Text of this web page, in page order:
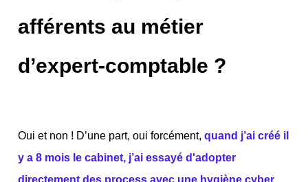
afférents au métier
d’expert-comptable ?
Oui et non ! D’une part, oui forcément, quand j’ai créé il
y a 8 mois le cabinet, j’ai essayé d'adopter